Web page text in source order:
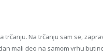
trčanju. Na trčanju sam se,
mali deo na samom vrhu